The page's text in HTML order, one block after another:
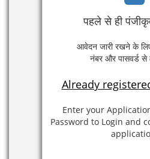
पहले से ही
आवेदन जारी रखने के
नंबर और पासवर्ड से
Already
Enter your
Password to Login and